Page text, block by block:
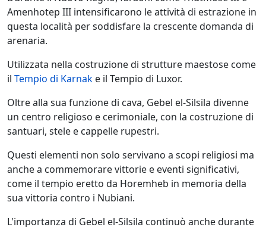
Amenhotep III intensificarono le attività di estrazione in
questa località per soddisfare la crescente domanda di
arenaria.
Utilizzata nella costruzione di strutture maestose come
il Tempio di Karnak e il Tempio di Luxor.
Oltre alla sua funzione di cava, Gebel el-Silsila divenne
un centro religioso e cerimoniale, con la costruzione di
santuari, stele e cappelle rupestri.
Questi elementi non solo servivano a scopi religiosi ma
anche a commemorare vittorie e eventi significativi,
come il tempio eretto da Horemheb in memoria della
sua vittoria contro i Nubiani.
L'importanza di Gebel el-Silsila continuò anche durante